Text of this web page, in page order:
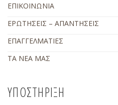
ΕΠΙΚΟΙΝΩΝΙΑ
ΕΡΩΤΗΣΕΙΣ – ΑΠΑΝΤΗΣΕΙΣ
ΕΠΑΓΓΕΛΜΑΤΙΕΣ
ΤΑ ΝΕΑ ΜΑΣ
ΥΠΟΣΤΗΡΙΞΗ